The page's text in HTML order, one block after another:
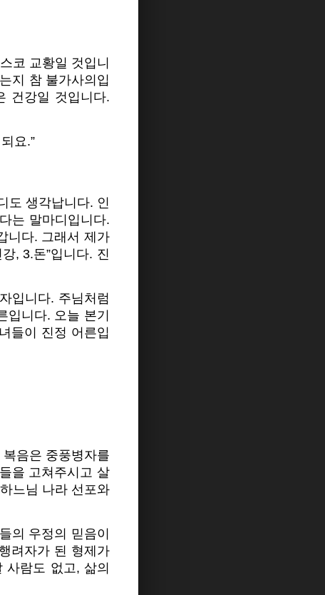
코 교황일 것입니
지 참 불가사의입
건강일 것입니다.
요.”
도 생각납니다. 인
는 말마디입니다.
니다. 그래서 제가
, 3.돈”입니다. 진
입니다. 주님처럼
니다. 오늘 본기
들이 진정 어른입
음은 중풍병자를
을 고쳐주시고 살
느님 나라 선포와
의 우정의 믿음이
려자가 된 형제가
람도 없고, 삶의